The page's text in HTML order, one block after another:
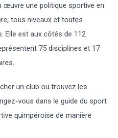
œuvre une politique sportive en
tous niveaux et toutes
Elle est aux côtés de 112
75 disciplines et 17
un club ou trouvez les
vous dans le guide du sport
quimpéroise de manière